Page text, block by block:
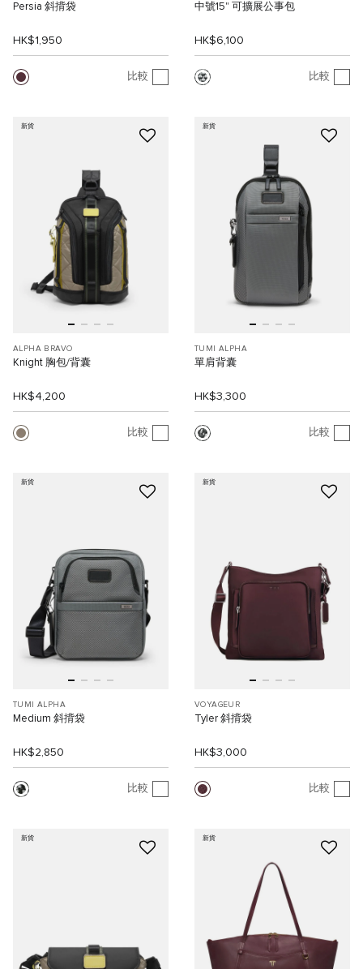
Persia 斜揹袋
HK$1,950
比較
中號15" 可擴展公事包
HK$6,100
比較
新貨
ALPHA BRAVO
Knight 胸包/背囊
HK$4,200
比較
新貨
TUMI ALPHA
單肩背囊
HK$3,300
比較
新貨
TUMI ALPHA
Medium 斜揹袋
HK$2,850
比較
新貨
VOYAGEUR
Tyler 斜揹袋
HK$3,000
比較
新貨 新貨